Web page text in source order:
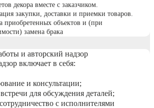
декора вместе с заказчиком.
закупки, доставки и приемки товаров.
приобретенных объектов и (при
замена брака
и авторский надзор
включает в себя:
и консультации;
для обсуждения деталей;
с исполнителями